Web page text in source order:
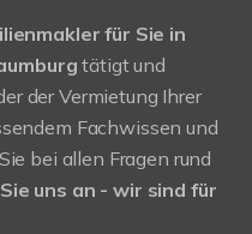
für Sie in
tätigt und
der Vermietung Ihrer
Fachwissen und
bei allen Fragen rund
uns an - wir sind für